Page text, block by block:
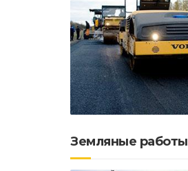
Земляные работы